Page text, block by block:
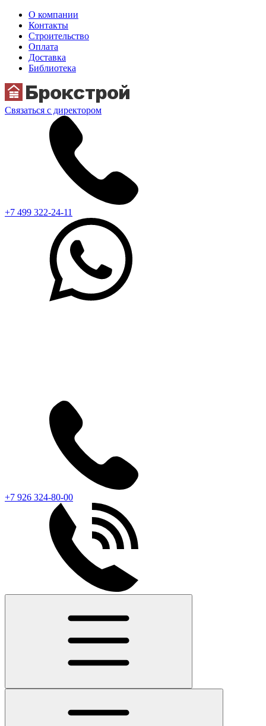
О компании
Контакты
Строительство
Оплата
Доставка
Библиотека
Связаться с директором
+7 499 322-24-11
+7 926 324-80-00